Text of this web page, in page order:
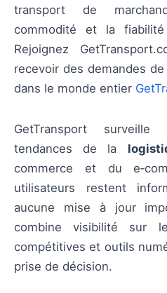
transport de
commodité et la fiabilité
Rejoignez
recevoir des demandes
dans le monde entier
GetTransport
tendances de la
commerce et du
utilisateurs restent
aucune mise à jour
combine visibilité sur
compétitives et outils
prise de décision.